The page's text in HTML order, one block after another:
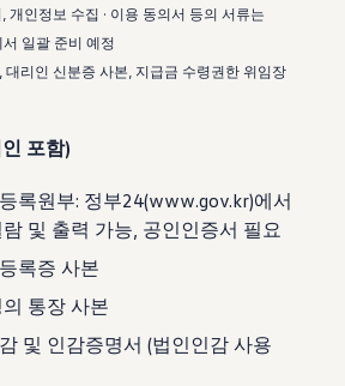
개인정보 수집 · 이용 동의서 등의 서류는
일괄 준비 예정
대리인 신분증 사본, 지급금 수령권한 위임장
포함)
록원부: 정부24(www.gov.kr)에서
및 출력 가능, 공인인증서 필요
록증 사본
통장 사본
및 인감증명서 (법인인감 사용